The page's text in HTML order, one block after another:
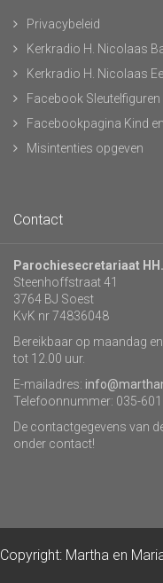
Privacybeleid
Kerkradio H. Nicolaas
Kerkradio H. Nicolaas
Facebook Sleutelfiguren
Facebookpagina Kind
Misintenties opgeven
Contact
Parochiesecretariaat
Steenhoffstraat 41
3764 BJ Soest
KvK nr 74836048
Bereikbaar op maandag
tot 12.00 uur.
E-mailadres:
Telefoonnummer: 035-
De contactgegevens van
onder contact!
Copyright: Martha en